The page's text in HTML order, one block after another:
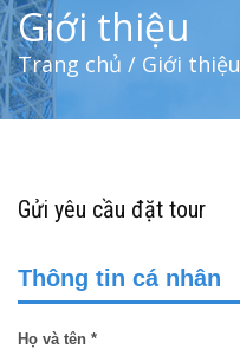
Giới thiệu
Trang chủ / Giới thiệu
Gửi yêu cầu đặt tour
Thông tin cá nhân
Họ và tên *